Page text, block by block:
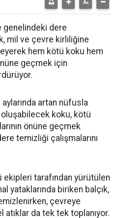
genelindeki dere
mil ve çevre kirliliğine
hem kötü koku hem
geçmek için
artan nüfusla
koku, kötü
önüne geçmek
temizliği çalışmalarını
tarafından yürütülen
yataklarında biriken balçık,
çevreye
atıklar da tek tek toplanıyor.